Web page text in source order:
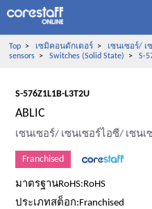
Top> เซมิคอนดักเตอร์> เซนเซอร์/ เ
sensors> Switches (Solid State) > S-
S-576Z1L1B-L3T2U
ABLIC
เซนเซอร์/ เซนเซอร์ไอซี/ เซนเ
Franchised
มาตรฐานRoHS:RoHS
ประเภทสต็อก:Franchised